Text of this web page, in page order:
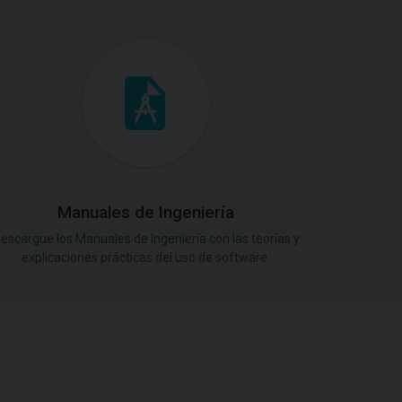
Manuales de Ingeniería